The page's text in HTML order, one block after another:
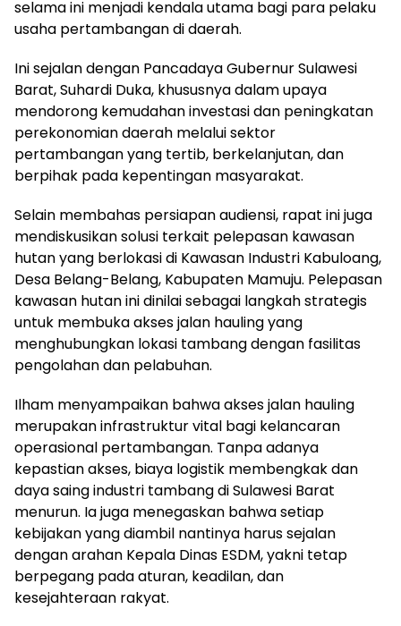
selama ini menjadi kendala utama bagi para pelaku
usaha pertambangan di daerah.
Ini sejalan dengan Pancadaya Gubernur Sulawesi
Barat, Suhardi Duka, khususnya dalam upaya
mendorong kemudahan investasi dan peningkatan
perekonomian daerah melalui sektor
pertambangan yang tertib, berkelanjutan, dan
berpihak pada kepentingan masyarakat.
Selain membahas persiapan audiensi, rapat ini juga
mendiskusikan solusi terkait pelepasan kawasan
hutan yang berlokasi di Kawasan Industri Kabuloang,
Desa Belang-Belang, Kabupaten Mamuju. Pelepasan
kawasan hutan ini dinilai sebagai langkah strategis
untuk membuka akses jalan hauling yang
menghubungkan lokasi tambang dengan fasilitas
pengolahan dan pelabuhan.
Ilham menyampaikan bahwa akses jalan hauling
merupakan infrastruktur vital bagi kelancaran
operasional pertambangan. Tanpa adanya
kepastian akses, biaya logistik membengkak dan
daya saing industri tambang di Sulawesi Barat
menurun. Ia juga menegaskan bahwa setiap
kebijakan yang diambil nantinya harus sejalan
dengan arahan Kepala Dinas ESDM, yakni tetap
berpegang pada aturan, keadilan, dan
kesejahteraan rakyat.